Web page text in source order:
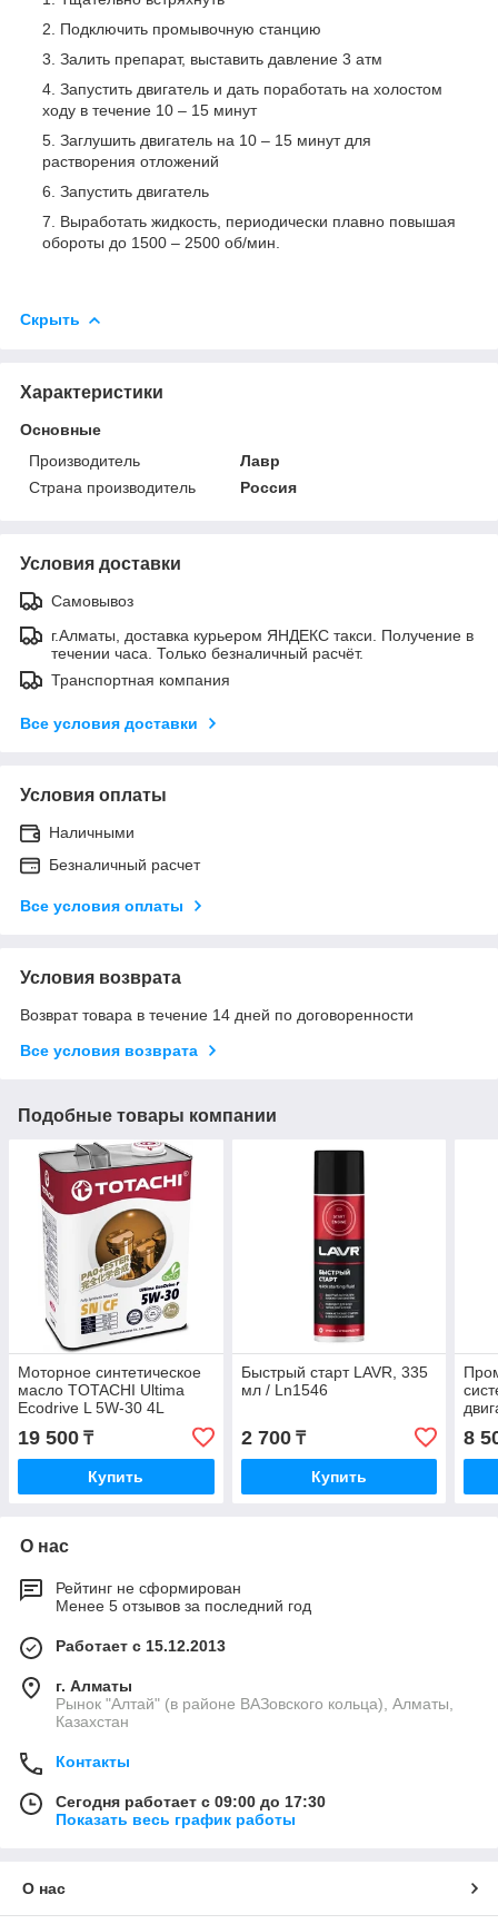
Подключить промывочную станцию
Залить препарат, выставить давление 3 атм
Запустить двигатель и дать поработать на холостом
ходу в течение 10 – 15 минут
Заглушить двигатель на 10 – 15 минут для
растворения отложений
Запустить двигатель
Выработать жидкость, периодически плавно повышая
обороты до 1500 – 2500 об/мин.
Скрыть
Характеристики
Основные
Производитель
Лавр
Страна производитель
Россия
Условия доставки
Самовывоз
г.Алматы, доставка курьером ЯНДЕКС такси. Получение в
течении часа. Только безналичный расчёт.
Транспортная компания
Все условия доставки
Условия оплаты
Наличными
Безналичный расчет
Все условия оплаты
Условия возврата
Возврат товара в течение 14 дней по договоренности
Все условия возврата
Подобные товары компании
Моторное синтетическое
масло TOTACHI Ultima
Ecodrive L 5W-30 4L
19 500 ₸
Купить
Быстрый старт LAVR, 335
мл / Ln1546
2 700₸
Купить
8
О нас
Рейтинг не сформирован
Менее 5 отзывов за последний год
Работает с 15.12.2013
г. Алматы
Рынок "Алтай" (в районе ВАЗовского кольца), Алматы,
Казахстан
Контакты
Сегодня работает с 09:00 до 17:30
Показать весь график работы
О нас